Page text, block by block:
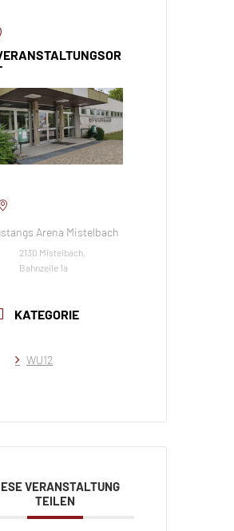
Arena Mistelbach
2130 Mistelbach,
Bahnzeile 1a
KATEGORIE
WU12
VERANSTALTUNG
TEILEN